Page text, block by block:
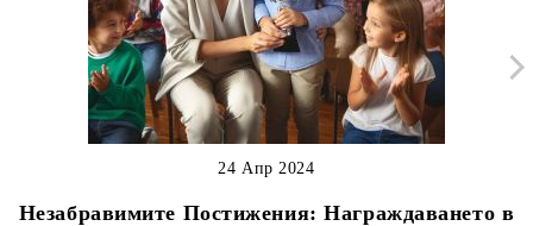
Незабравимите Постижения: Награждаването в
24 Апр 2024